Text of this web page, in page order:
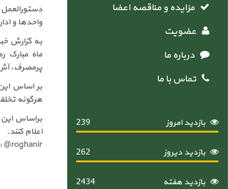
مزایده و مناقصه اعضاء
عضویت
درباره ما
تماس با ما
بازدید امروز 239
بازدید دیروز 262
بازدید هفته 2434
واحدها و
به گزارش
ماه مبارک
پرمصرف،
بر اساس
هرگونه
اعلام کنند.
@roghanir